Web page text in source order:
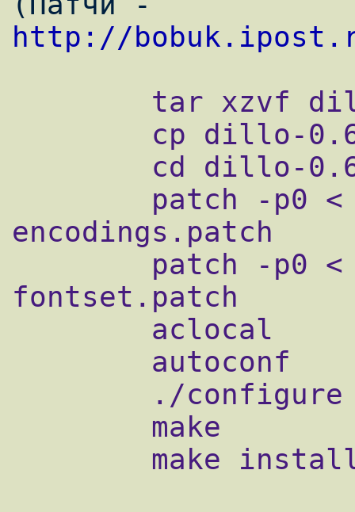
http://
encodings.patch
fontset.patch